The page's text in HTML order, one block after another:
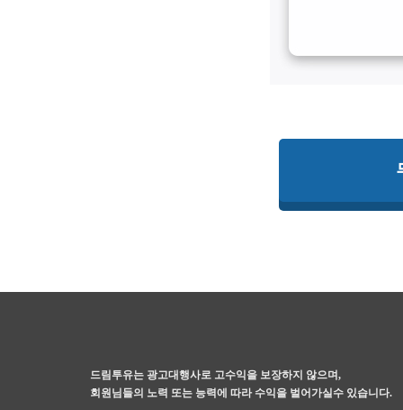
드림투유는 광고대행사로 고수익을 보장하지 않으며,
회원님들의 노력 또는 능력에 따라 수익을 벌어가실수 있습니다.